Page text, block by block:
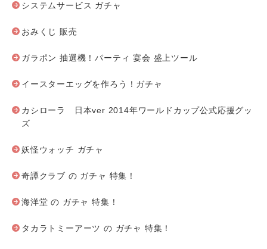
システムサービス ガチャ
おみくじ 販売
ガラポン 抽選機！パーティ 宴会 盛上ツール
イースターエッグを作ろう！ガチャ
カシローラ 日本ver 2014年ワールドカップ公式応援グッ
ズ
妖怪ウォッチ ガチャ
奇譚クラブ の ガチャ 特集！
海洋堂 の ガチャ 特集！
タカラトミーアーツ の ガチャ 特集！